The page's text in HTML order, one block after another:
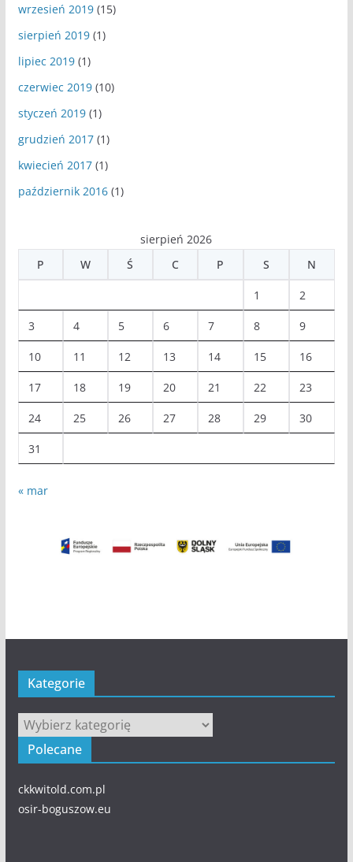
wrzesień 2019(15)
sierpień 2019(1)
lipiec 2019(1)
czerwiec 2019(10)
styczeń 2019(1)
grudzień 2017(1)
kwiecień 2017(1)
październik 2016(1)
sierpień 2026
P
W Ś C P S N
1 2
3 4 5 6 7 8 9
10 11 12 13 14 15 16
17 18 19 20 21 22 23
24 25 26 27 28 29 30
31
« mar
Kategorie
Kategorie
Polecane
ckkwitold.com.pl
osir-boguszow.eu